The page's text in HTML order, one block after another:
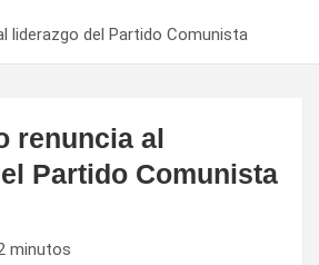
liderazgo del Partido Comunista
renuncia al
Partido Comunista
minutos